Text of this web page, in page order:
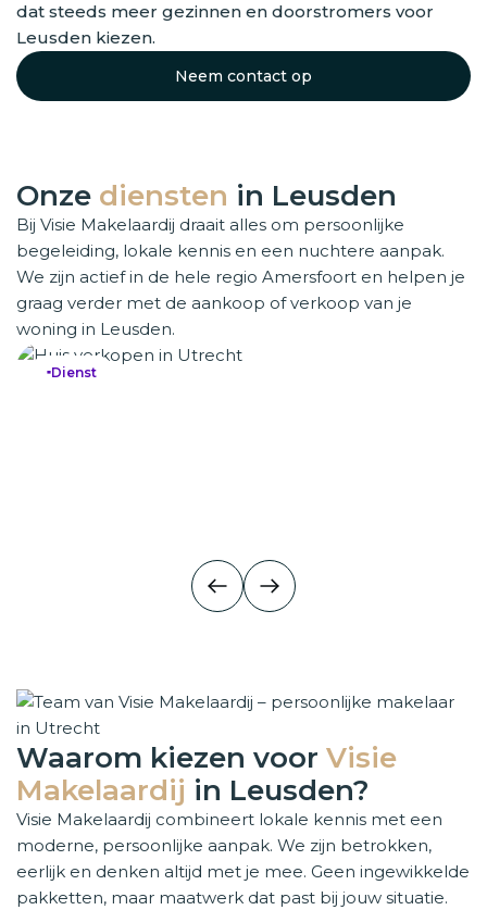
dat steeds meer gezinnen en doorstromers voor
Leusden kiezen.
Neem contact op
Onze diensten in Leusden
Bij Visie Makelaardij draait alles om persoonlijke
begeleiding, lokale kennis en een nuchtere aanpak.
We zijn actief in de hele regio Amersfoort en helpen je
graag verder met de aankoop of verkoop van je
woning in Leusden.
Dienst
Waarom kiezen voor Visie
Makelaardij in Leusden?
Visie Makelaardij combineert lokale kennis met een
moderne, persoonlijke aanpak. We zijn betrokken,
eerlijk en denken altijd met je mee. Geen ingewikkelde
pakketten, maar maatwerk dat past bij jouw situatie.